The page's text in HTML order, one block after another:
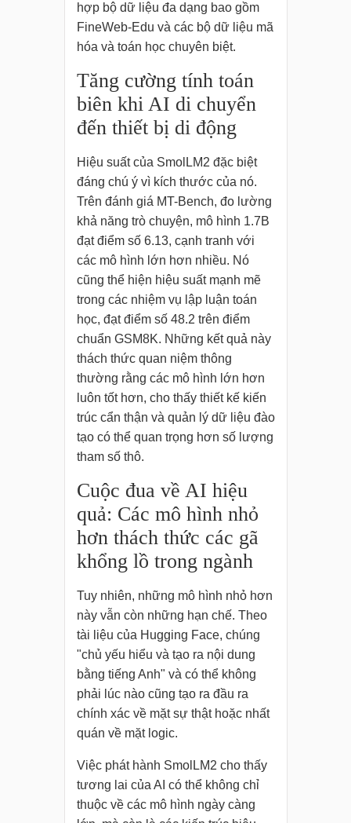
hợp bộ dữ liệu đa dạng bao gồm
FineWeb-Edu và các bộ dữ liệu mã
hóa và toán học chuyên biệt.
Tăng cường tính toán
biên khi AI di chuyển
đến thiết bị di động
Hiệu suất của SmolLM2 đặc biệt
đáng chú ý vì kích thước của nó.
Trên đánh giá MT-Bench, đo lường
khả năng trò chuyện, mô hình 1.7B
đạt điểm số 6.13, cạnh tranh với
các mô hình lớn hơn nhiều. Nó
cũng thể hiện hiệu suất mạnh mẽ
trong các nhiệm vụ lập luận toán
học, đạt điểm số 48.2 trên điểm
chuẩn GSM8K. Những kết quả này
thách thức quan niệm thông
thường rằng các mô hình lớn hơn
luôn tốt hơn, cho thấy thiết kế kiến
trúc cẩn thận và quản lý dữ liệu đào
tạo có thể quan trọng hơn số lượng
tham số thô.
Cuộc đua về AI hiệu
quả: Các mô hình nhỏ
hơn thách thức các gã
khổng lồ trong ngành
Tuy nhiên, những mô hình nhỏ hơn
này vẫn còn những hạn chế. Theo
tài liệu của Hugging Face, chúng
"chủ yếu hiểu và tạo ra nội dung
bằng tiếng Anh" và có thể không
phải lúc nào cũng tạo ra đầu ra
chính xác về mặt sự thật hoặc nhất
quán về mặt logic.
Việc phát hành SmolLM2 cho thấy
tương lai của AI có thể không chỉ
thuộc về các mô hình ngày càng